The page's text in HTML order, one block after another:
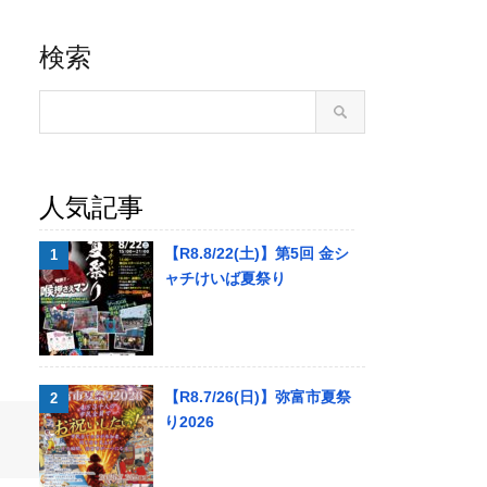
検索
人気記事
【R8.8/22(土)】第5回 金シ
ャチけいば夏祭り
【R8.7/26(日)】弥富市夏祭
り2026